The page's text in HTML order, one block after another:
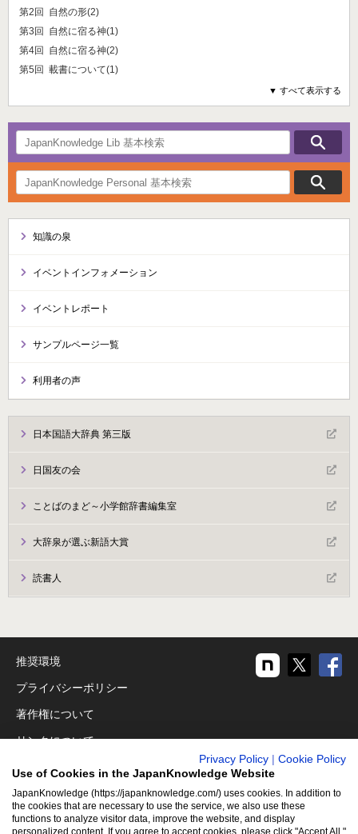
第2回 自然の形(2)
第3回 自然に宿る神(1)
第4回 自然に宿る神(2)
第5回 載書について(1)
▼ すべて表示する
知識の泉
イベントインフォメーション
イベントレポート
サンプルページ一覧
利用者の声
日本国語大辞典 第三版
日国友の会
ことばのまど～小学館辞書編集室
大辞泉が選ぶ新語大賞
読書人
推奨環境
プライバシーポリシー
著作権について
リンクについて
免責事項
運営会社
アクセシビリティ対応
Privacy Policy
Cookie Policy
Use of Cookies in the JapanKnowledge Website
JapanKnowledge (https://japanknowledge.com/) uses cookies. In addition to
the cookies that are necessary to use the service, we also use these
functions to analyze visitor data, improve the website, and display
personalized content. If you agree to accept cookies, please click "Accept All."